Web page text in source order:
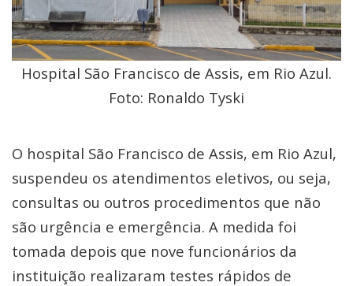
Hospital São Francisco de Assis, em Rio Azul.
Foto: Ronaldo Tyski
O hospital São Francisco de Assis, em Rio Azul,
suspendeu os atendimentos eletivos, ou seja,
consultas ou outros procedimentos que não
são urgência e emergência. A medida foi
tomada depois que nove funcionários da
instituição realizaram testes rápidos de